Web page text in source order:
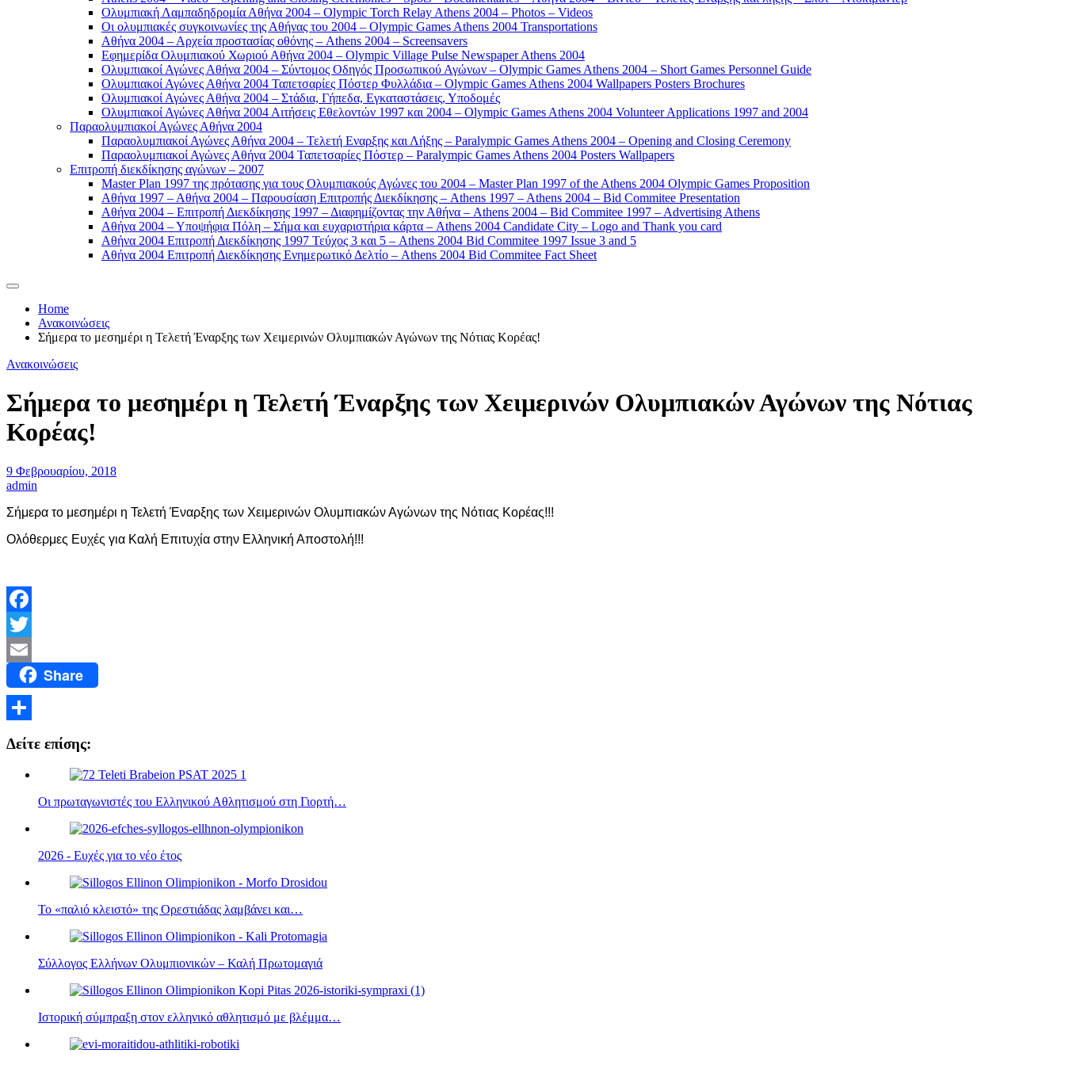
Ολυμπιακή Λαμπαδηδρομία Αθήνα 2004 – Olympic Torch Relay Athens 2004 – Photos – Videos
Οι ολυμπιακές συγκοινωνίες της Αθήνας του 2004 – Olympic Games Athens 2004 Transportations
Αθήνα 2004 – Αρχεία προστασίας οθόνης – Athens 2004 – Screensavers
Εφημερίδα Ολυμπιακού Χωριού Αθήνα 2004 – Olympic Village Pulse Newspaper Athens 2004
Ολυμπιακοί Αγώνες Αθήνα 2004 – Σύντομος Οδηγός Προσωπικού Αγώνων – Olympic Games Athens 2004 – Short Games Personnel Guide
Ολυμπιακοί Αγώνες Αθήνα 2004 Ταπετσαρίες Πόστερ Φυλλάδια – Olympic Games Athens 2004 Wallpapers Posters Brochures
Ολυμπιακοί Αγώνες Αθήνα 2004 – Στάδια, Γήπεδα, Εγκαταστάσεις, Υποδομές
Ολυμπιακοί Αγώνες Αθήνα 2004 Αιτήσεις Εθελοντών 1997 και 2004 – Olympic Games Athens 2004 Volunteer Applications 1997 and 2004
Παραολυμπιακοί Αγώνες Αθήνα 2004
Παραολυμπιακοί Αγώνες Αθήνα 2004 – Τελετή Εναρξης και Λήξης – Paralympic Games Athens 2004 – Opening and Closing Ceremony
Παραολυμπιακοί Αγώνες Αθήνα 2004 Ταπετσαρίες Πόστερ – Paralympic Games Athens 2004 Posters Wallpapers
Επιτροπή διεκδίκησης αγώνων – 2007
Master Plan 1997 της πρότασης για τους Ολυμπιακούς Αγώνες του 2004 – Master Plan 1997 of the Athens 2004 Olympic Games Proposition
Αθήνα 1997 – Αθήνα 2004 – Παρουσίαση Επιτροπής Διεκδίκησης – Athens 1997 – Athens 2004 – Bid Commitee Presentation
Αθήνα 2004 – Επιτροπή Διεκδίκησης 1997 – Διαφημίζοντας την Αθήνα – Athens 2004 – Bid Commitee 1997 – Advertising Athens
Αθήνα 2004 – Υποψήφια Πόλη – Σήμα και ευχαριστήρια κάρτα – Athens 2004 Candidate City – Logo and Thank you card
Αθήνα 2004 Επιτροπή Διεκδίκησης 1997 Τεύχος 3 και 5 – Athens 2004 Bid Commitee 1997 Issue 3 and 5
Αθήνα 2004 Επιτροπή Διεκδίκησης Ενημερωτικό Δελτίο – Athens 2004 Bid Commitee Fact Sheet
Home
Ανακοινώσεις
Σήμερα το μεσημέρι η Τελετή Έναρξης των Χειμερινών Ολυμπιακών Αγώνων της Νότιας Κορέας!
Ανακοινώσεις
Σήμερα το μεσημέρι η Τελετή Έναρξης των Χειμερινών Ολυμπιακών Αγώνων της Νότιας
Κορέας!
9 Φεβρουαρίου, 2018
admin
Σήμερα το μεσημέρι η Τελετή Έναρξης των Χειμερινών Ολυμπιακών Αγώνων της Νότιας Κορέας!!!
Ολόθερμες Ευχές για Καλή Επιτυχία στην Ελληνική Αποστολή!!!
Facebook
Twitter
Email Share
Δείτε επίσης:
Οι πρωταγωνιστές του Ελληνικού Αθλητισμού στη Γιορτή…
2026 - Ευχές για το νέο έτος
Το «παλιό κλειστό» της Ορεστιάδας λαμβάνει και…
Σύλλογος Ελλήνων Ολυμπιονικών – Καλή Πρωτομαγιά
Ιστορική σύμπραξη στον ελληνικό αθλητισμό με βλέμμα…